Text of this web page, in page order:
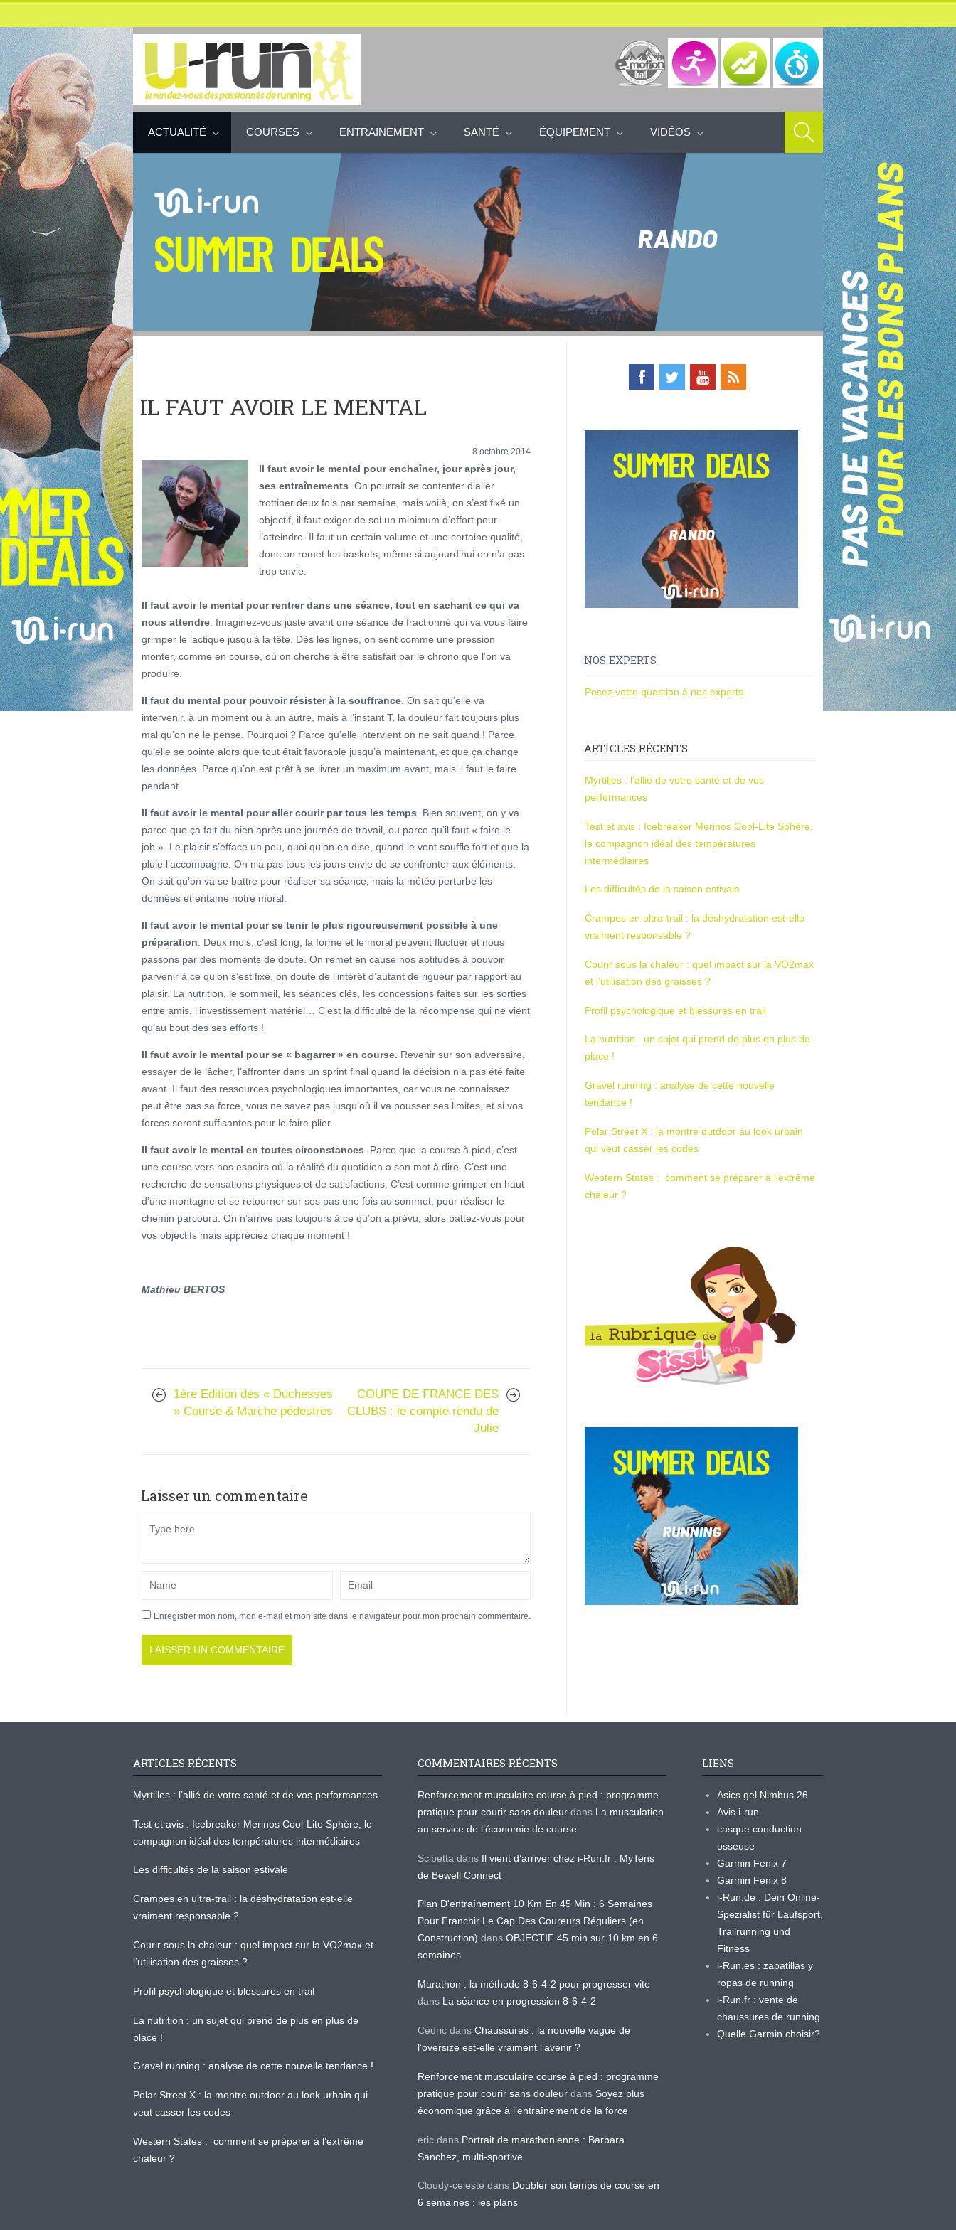
ACTUALITÉ COURSES ENTRAINEMENT SANTÉ ÉQUIPEMENT VIDÉOS
IL FAUT AVOIR LE MENTAL
8 octobre 2014
Il faut avoir le mental pour enchaîner, jour après jour,
ses entraînements . On pourrait se contenter d’aller
trottiner deux fois par semaine, mais voilà, on s’est fixé un
objectif, il faut exiger de soi un minimum d’effort pour
l’atteindre. Il faut un certain volume et une certaine qualité,
donc on remet les baskets, même si aujourd’hui on n’a pas
trop envie.
Il faut avoir le mental pour rentrer dans une séance, tout en sachant ce qui va
nous attendre . Imaginez-vous juste avant une séance de fractionné qui va vous faire
grimper le lactique jusqu’à la tête. Dès les lignes, on sent comme une pression
monter, comme en course, où on cherche à être satisfait par le chrono que l’on va
produire.
Il faut du mental pour pouvoir résister à la souffrance . On sait qu’elle va
intervenir, à un moment ou à un autre, mais à l’instant T, la douleur fait toujours plus
mal qu’on ne le pense. Pourquoi ? Parce qu’elle intervient on ne sait quand ! Parce
qu’elle se pointe alors que tout était favorable jusqu’à maintenant, et que ça change
les données. Parce qu’on est prêt à se livrer un maximum avant, mais il faut le faire
pendant.
Il faut avoir le mental pour aller courir par tous les temps . Bien souvent, on y va
parce que ça fait du bien après une journée de travail, ou parce qu’il faut « faire le
job ». Le plaisir s’efface un peu, quoi qu’on en dise, quand le vent souffle fort et que la
pluie l’accompagne. On n’a pas tous les jours envie de se confronter aux éléments.
On sait qu’on va se battre pour réaliser sa séance, mais la météo perturbe les
données et entame notre moral.
Il faut avoir le mental pour se tenir le plus rigoureusement possible à une
préparation . Deux mois, c’est long, la forme et le moral peuvent fluctuer et nous
passons par des moments de doute. On remet en cause nos aptitudes à pouvoir
parvenir à ce qu’on s’est fixé, on doute de l’intérêt d’autant de rigueur par rapport au
plaisir. La nutrition, le sommeil, les séances clés, les concessions faites sur les sorties
entre amis, l’investissement matériel… C’est la difficulté de la récompense qui ne vient
qu’au bout des ses efforts !
Il faut avoir le mental pour se « bagarrer » en course. Revenir sur son adversaire,
essayer de le lâcher, l’affronter dans un sprint final quand la décision n’a pas été faite
avant. Il faut des ressources psychologiques importantes, car vous ne connaissez
peut être pas sa force, vous ne savez pas jusqu’où il va pousser ses limites, et si vos
forces seront suffisantes pour le faire plier.
Il faut avoir le mental en toutes circonstances . Parce que la course à pied, c’est
une course vers nos espoirs où la réalité du quotidien a son mot à dire. C’est une
recherche de sensations physiques et de satisfactions. C’est comme grimper en haut
d’une montagne et se retourner sur ses pas une fois au sommet, pour réaliser le
chemin parcouru. On n’arrive pas toujours à ce qu’on a prévu, alors battez-vous pour
vos objectifs mais appréciez chaque moment !
Mathieu BERTOS
1ère Edition des « Duchesses
» Course & Marche pédestres
COUPE DE FRANCE DES
CLUBS : le compte rendu de
Julie
Laisser un commentaire
Enregistrer mon nom, mon e-mail et mon site dans le navigateur pour mon prochain commentaire.
NOS EXPERTS
Posez votre question à nos experts
ARTICLES RÉCENTS
Myrtilles : l’allié de votre santé et de vos
performances
Test et avis : Icebreaker Merinos Cool-Lite Sphère,
le compagnon idéal des températures
intermédiaires
Les difficultés de la saison estivale
Crampes en ultra-trail : la déshydratation est-elle
vraiment responsable ?
Courir sous la chaleur : quel impact sur la VO2max
et l’utilisation des graisses ?
Profil psychologique et blessures en trail
La nutrition : un sujet qui prend de plus en plus de
place !
Gravel running : analyse de cette nouvelle
tendance !
Polar Street X : la montre outdoor au look urbain
qui veut casser les codes
Western States : comment se préparer à l’extrême
chaleur ?
ARTICLES RÉCENTS
Myrtilles : l’allié de votre santé et de vos performances
Test et avis : Icebreaker Merinos Cool-Lite Sphère, le
compagnon idéal des températures intermédiaires
Les difficultés de la saison estivale
Crampes en ultra-trail : la déshydratation est-elle
vraiment responsable ?
Courir sous la chaleur : quel impact sur la VO2max et
l’utilisation des graisses ?
Profil psychologique et blessures en trail
La nutrition : un sujet qui prend de plus en plus de
place !
Gravel running : analyse de cette nouvelle tendance !
Polar Street X : la montre outdoor au look urbain qui
veut casser les codes
Western States : comment se préparer à l’extrême
chaleur ?
COMMENTAIRES RÉCENTS
Renforcement musculaire course à pied : programme
pratique pour courir sans douleur dans La musculation
au service de l’économie de course
Scibetta dans Il vient d’arriver chez i-Run.fr : MyTens
de Bewell Connect
Plan D'entraînement 10 Km En 45 Min : 6 Semaines
Pour Franchir Le Cap Des Coureurs Réguliers (en
Construction) dans OBJECTIF 45 min sur 10 km en 6
semaines
Marathon : la méthode 8-6-4-2 pour progresser vite
dans La séance en progression 8-6-4-2
Cédric dans Chaussures : la nouvelle vague de
l’oversize est-elle vraiment l’avenir ?
Renforcement musculaire course à pied : programme
pratique pour courir sans douleur dans Soyez plus
économique grâce à l’entraînement de la force
eric dans Portrait de marathonienne : Barbara
Sanchez, multi-sportive
Cloudy-celeste dans Doubler son temps de course en
6 semaines : les plans
LIENS
Asics gel Nimbus 26
Avis i-run
casque conduction
osseuse
Garmin Fenix 7
Garmin Fenix 8
i-Run.de : Dein Online-
Spezialist für Laufsport,
Trailrunning und
Fitness
i-Run.es : zapatillas y
ropas de running
i-Run.fr : vente de
chaussures de running
Quelle Garmin choisir?